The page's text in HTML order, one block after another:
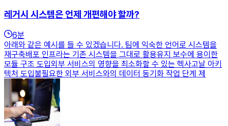
레거시 시스템은 언제 개편해야 할까?
6분
아래와 같은 예시를 들 수 있겠습니다. 팀에 익숙한 언어로 시스템을
재구축배포 인프라는 기존 시스템을 그대로 활용유지 보수에 용이한
모듈 구조 도입외부 서비스의 영향을 최소화할 수 있는 헥사고날 아키
텍처 도입불필요한 외부 서비스와의 데이터 동기화 작업 단계 제